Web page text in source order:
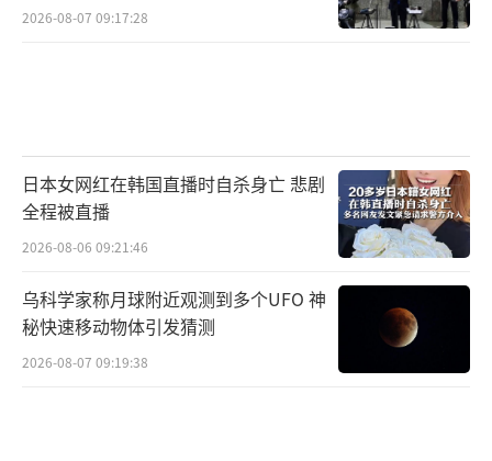
2026-08-07 09:17:28
日本女网红在韩国直播时自杀身亡 悲剧
全程被直播
2026-08-06 09:21:46
乌科学家称月球附近观测到多个UFO 神
秘快速移动物体引发猜测
2026-08-07 09:19:38